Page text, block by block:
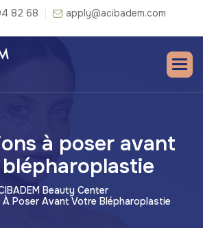
82 68 apply@acibadem.com
à poser avant
Beauty Center
Poser Avant Votre Blépharoplastie